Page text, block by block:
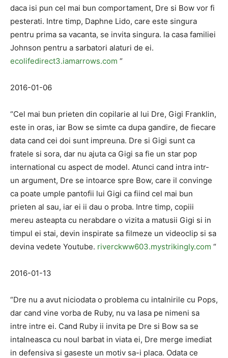
daca isi pun cel mai bun comportament, Dre si Bow vor fi
pesterati. Intre timp, Daphne Lido, care este singura
pentru prima sa vacanta, se invita singura. la casa familiei
Johnson pentru a sarbatori alaturi de ei.
ecolifedirect3.iamarrows.com “
2016-01-06
“Cel mai bun prieten din copilarie al lui Dre, Gigi Franklin,
este in oras, iar Bow se simte ca dupa gandire, de fiecare
data cand cei doi sunt impreuna. Dre si Gigi sunt ca
fratele si sora, dar nu ajuta ca Gigi sa fie un star pop
international cu aspect de model. Atunci cand intra intr-
un argument, Dre se intoarce spre Bow, care il convinge
ca poate umple pantofii lui Gigi ca fiind cel mai bun
prieten al sau, iar ei ii dau o proba. Intre timp, copiii
mereu asteapta cu nerabdare o vizita a matusii Gigi si in
timpul ei stai, devin inspirate sa filmeze un videoclip si sa
devina vedete Youtube. riverckww603.mystrikingly.com “
2016-01-13
“Dre nu a avut niciodata o problema cu intalnirile cu Pops,
dar cand vine vorba de Ruby, nu va lasa pe nimeni sa
intre intre ei. Cand Ruby ii invita pe Dre si Bow sa se
intalneasca cu noul barbat in viata ei, Dre merge imediat
in defensiva si gaseste un motiv sa-i placa. Odata ce